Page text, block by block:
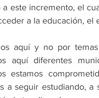
a este incremento, el
a la educación, el
aquí y no por
aquí diferentes
estamos
a seguir estudiando,